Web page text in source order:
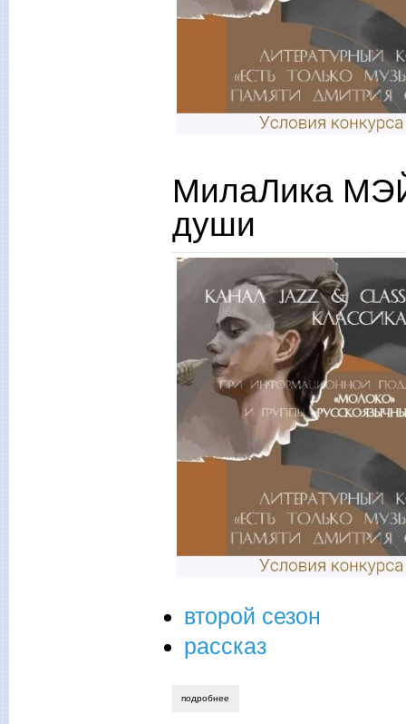
МилаЛика
души
второй сезон
рассказ
подробнее